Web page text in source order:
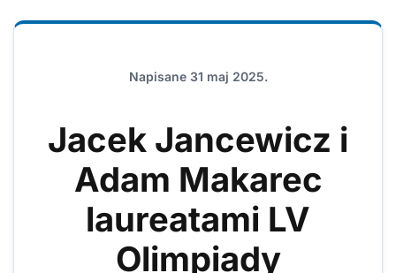
Napisane 31 maj 2025.
Jacek Jancewicz i
Adam Makarec
laureatami LV
Olimpiady